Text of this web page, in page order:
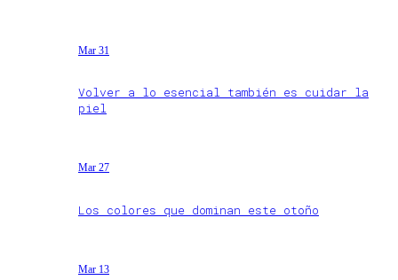
Mar 31
Volver a lo esencial también es cuidar la
piel
Mar 27
Los colores que dominan este otoño
Mar 13